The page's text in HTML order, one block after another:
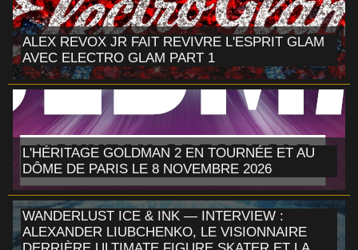
ALEX REVOX JR FAIT REVIVRE L'ESPRIT GLAM
AVEC ELECTRO GLAM PART 1
L'HÉRITAGE GOLDMAN 2 EN TOURNÉE ET AU
DÔME DE PARIS LE 8 NOVEMBRE 2026
WANDERLUST ICE & INK — INTERVIEW :
ALEXANDER LIUBCHENKO, LE VISIONNAIRE